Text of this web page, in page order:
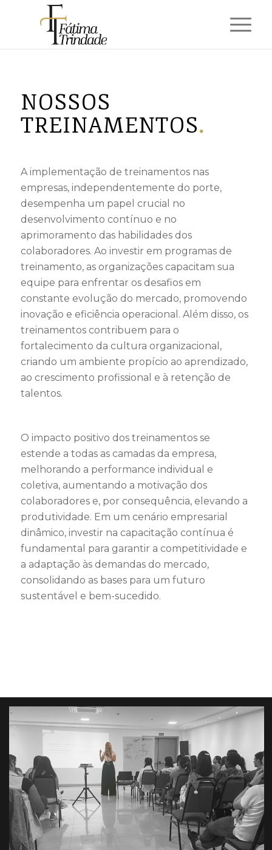
NOSSOS
TREINAMENTOS.
A implementação de treinamentos nas
empresas, independentemente do porte,
desempenha um papel crucial no
desenvolvimento contínuo e no
aprimoramento das habilidades dos
colaboradores. Ao investir em programas de
treinamento, as organizações capacitam sua
equipe para enfrentar os desafios em
constante evolução do mercado, promovendo
inovação e eficiência operacional. Além disso, os
treinamentos contribuem para o
fortalecimento da cultura organizacional,
criando um ambiente propício ao aprendizado,
ao crescimento profissional e à retenção de
talentos.
O impacto positivo dos treinamentos se
estende a todas as camadas da empresa,
melhorando a performance individual e
coletiva, aumentando a motivação dos
colaboradores e, por consequência, elevando a
produtividade. Em um cenário empresarial
dinâmico, investir na capacitação contínua é
fundamental para garantir a competitividade e
a adaptação às demandas do mercado,
consolidando as bases para um futuro
sustentável e bem-sucedido.